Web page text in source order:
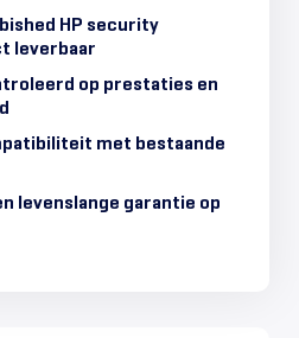
HP security
leverbaar
op prestaties en
met bestaande
levenslange garantie op